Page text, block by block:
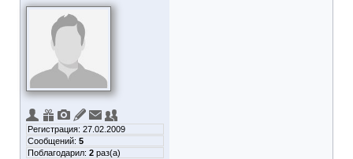
Регистрация: 27.02.2009
Сообщений: 5
Поблагодарил: 2 раз(а)